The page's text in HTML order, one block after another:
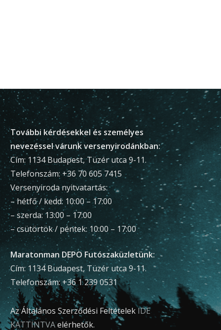
További kérdésekkel és személyes
nevezéssel várunk versenyirodánkban:
Cím: 1134 Budapest, Tüzér utca 9-11.
Telefonszám: +36 70 605 7415
Versenyiroda nyitvatartás:
– hétfő / kedd: 10:00 – 17:00
– szerda: 13:00 – 17:00
– csütörtök / péntek: 10:00 – 17:00
Maratonman DEPO Futószaküzletünk:
Cím: 1134 Budapest, Tüzér utca 9-11.
Telefonszám: +36 1 239 0531
Az Általános Szerződési FeltételekIDE
KATTINTVAelérhetők.